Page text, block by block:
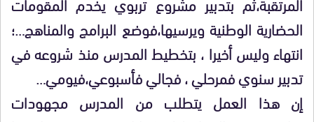
الحضارية الوطنية ويرسيها،فوضع البرامج والمناهج…؛
انتهاء وليس أخيرا ، بتخطيط المدرس منذ شروعه في
تدبير سنوي فمرحلي ، فجالي فأسبوعي،فيومي…
إن هذا العمل يتطلب من المدرس مجهودات